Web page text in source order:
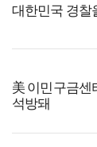
대한민국 경찰
美 이민구금센
석방돼